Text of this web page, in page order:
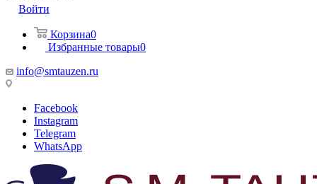
Войти
Корзина0
Избранные товары0
info@smtauzen.ru
Facebook
Instagram
Telegram
WhatsApp